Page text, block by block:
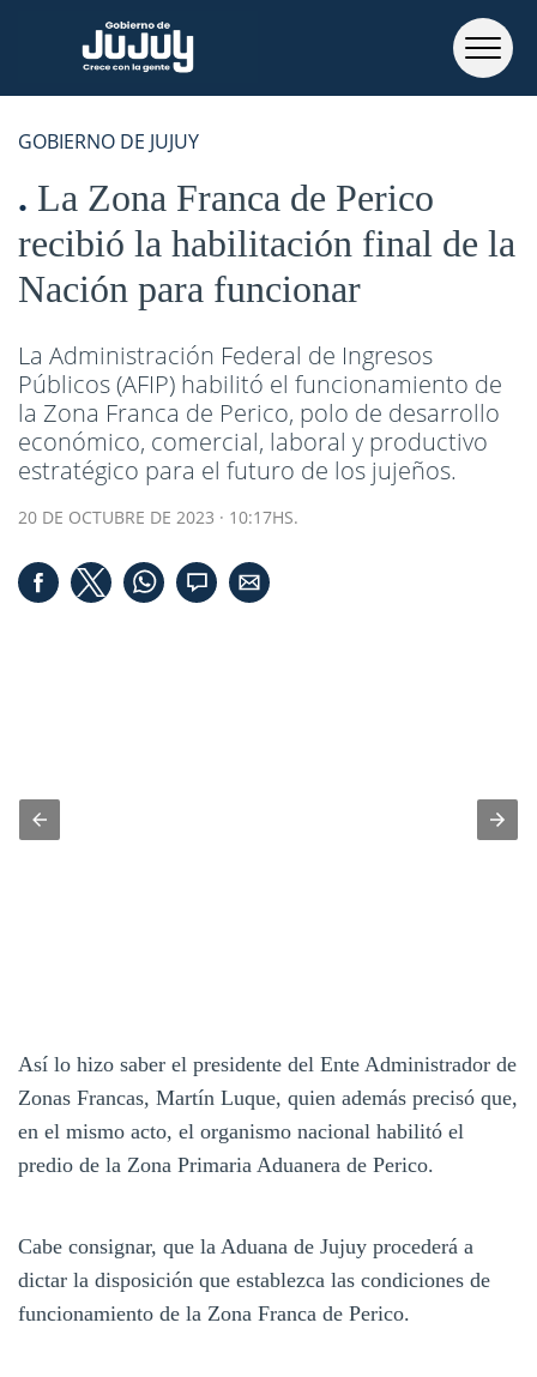
GOBIERNO DE JUJUY
La Zona Franca de Perico
recibió la habilitación final de la
Nación para funcionar
La Administración Federal de Ingresos
Públicos (AFIP) habilitó el funcionamiento de
la Zona Franca de Perico, polo de desarrollo
económico, comercial, laboral y productivo
estratégico para el futuro de los jujeños.
20 DE OCTUBRE DE 2023 · 10:17HS.
Así lo hizo saber el presidente del Ente Administrador de
Zonas Francas, Martín Luque, quien además precisó que,
en el mismo acto, el organismo nacional habilitó el
predio de la Zona Primaria Aduanera de Perico.
Cabe consignar, que la Aduana de Jujuy procederá a
dictar la disposición que establezca las condiciones de
funcionamiento de la Zona Franca de Perico.